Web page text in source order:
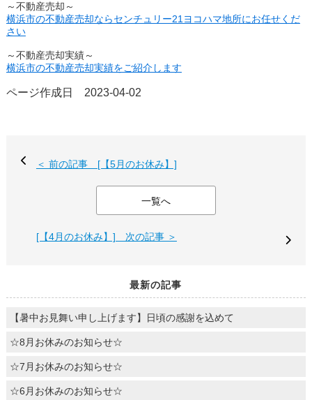
～不動産売却～
横浜市の不動産売却ならセンチュリー21ヨコハマ地所にお任せくだ
さい
～不動産売却実績～
横浜市の不動産売却実績をご紹介します
ページ作成日 2023-04-02
＜ 前の記事 [【5月のお休み】]
一覧へ
[【4月のお休み】] 次の記事 ＞
最新の記事
【暑中お見舞い申し上げます】日頃の感謝を込めて
☆8月お休みのお知らせ☆
☆7月お休みのお知らせ☆
☆6月お休みのお知らせ☆